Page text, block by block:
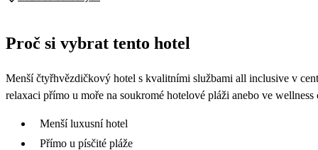
Proč si vybrat tento hotel
Menší čtyřhvězdičkový hotel s kvalitními službami all inclusive v
relaxaci přímo u moře na soukromé hotelové pláži anebo ve
Menší luxusní hotel
Přímo u písčité pláže